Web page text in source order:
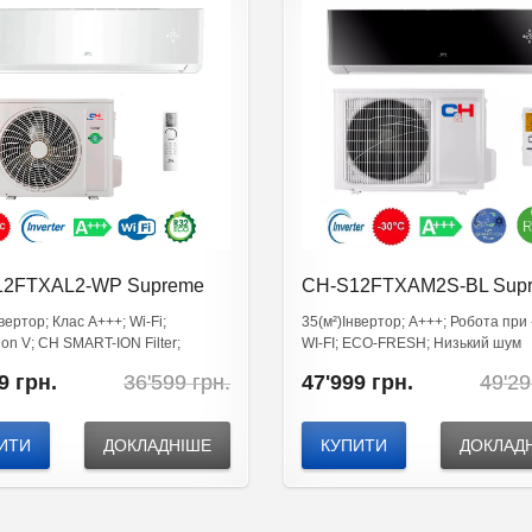
WP Supreme
(White)
Клас А+++; Wi-Fi;
V; CH SMART-ION Filter;
36'599грн.Original
was:
грн..
грн.
Current
is:
грн..
ДОКЛАДНІШЕ
CH-S12FTXAM2S-BL
35(м²)Інвертор; А+++; Робота при
WI-FI; ЕСО-FRESH; Низький шум
47'999 грн.
КУПИТИ